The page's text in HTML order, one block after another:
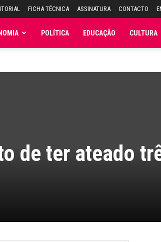
FICHA TÉCNICA ASSINATURA CONTACTO
POLÍTICA EDUCAÇÃO CULTURA
de ter ateado